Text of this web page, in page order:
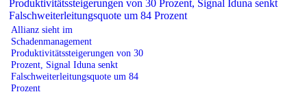
Allianz sieht im
Schadenmanagement
Produktivitätssteigerungen von 30
Prozent, Signal Iduna senkt
Falschweiterleitungsquote um 84
Prozent